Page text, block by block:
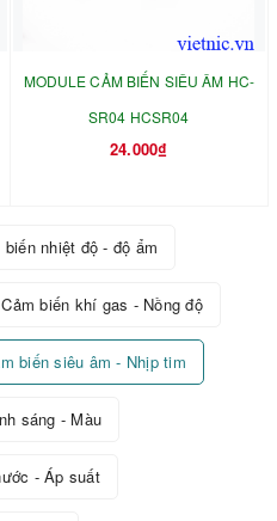
MODULE CẢM BIẾN SIÊU ÂM HC-
SR04 HCSR04
24.000₫
biến nhiệt độ - độ ẩm
Cảm biến khí gas - Nồng độ
biến siêu âm - Nhịp tim
sáng - Màu
- Áp suất